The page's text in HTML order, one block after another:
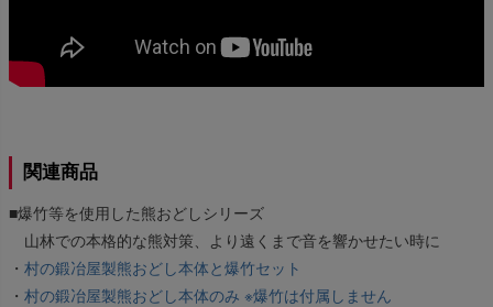
関連商品
■爆竹等を使用した熊おどしシリーズ
山林での本格的な熊対策、より遠くまで音を響かせたい時に
・ 村の鍛冶屋製熊おどし本体と爆竹セット
・ 村の鍛冶屋製熊おどし本体のみ ※爆竹は付属しません